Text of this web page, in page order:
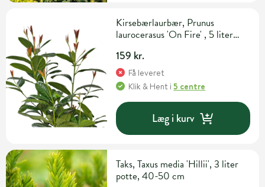
Kirsebærlaurbær, Prunus
laurocerasus 'On Fire' , 5 liter
159 kr.
Få leveret
Klik & Hent i5 centre
Læg i kurv
Taks, Taxus media 'Hillii', 3 liter
potte, 40-50 cm